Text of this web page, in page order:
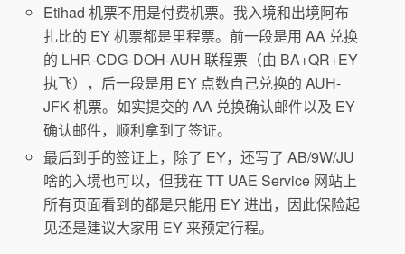
Etihad 机票不用是付费机票。我入境和出境阿布
扎比的 EY 机票都是里程票。前一段是用 AA 兑换
的 LHR-CDG-DOH-AUH 联程票（由 BA+QR+EY
执飞），后一段是用 EY 点数自己兑换的 AUH-
JFK 机票。如实提交的 AA 兑换确认邮件以及 EY
确认邮件，顺利拿到了签证。
最后到手的签证上，除了 EY，还写了 AB/9W/JU
啥的入境也可以，但我在 TT UAE Service 网站上
所有页面看到的都是只能用 EY 进出，因此保险起
见还是建议大家用 EY 来预定行程。